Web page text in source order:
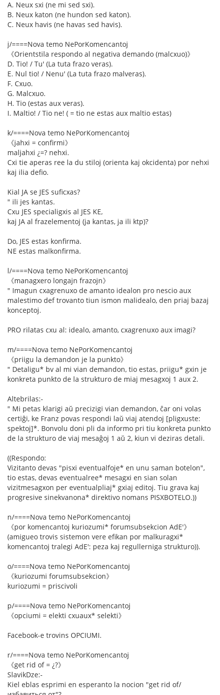
A. Neux sxi (ne mi sed sxi).
B. Neux katon (ne hundon sed katon).
C. Neux havis (ne havas sed havis).
j/====Nova temo NePorKomencantoj
《Orientstila respondo al negativa demando (malcxuo)》
D. Tio! / Tu' (La tuta frazo veras).
E. Nul tio! / Nenu' (La tuta frazo malveras).
F. Cxuo.
G. Malcxuo.
H. Tio (estas aux veras).
I. Maltio! / Tio ne! ( = tio ne estas aux maltio estas)
k/====Nova temo NePorKomencantoj
《jahxi = confirmi》
maljahxi ¿=? nehxi.
Cxi tie aperas ree la du stiloj (orienta kaj okcidenta) por nehxi
kaj ilia defio.
Kial JA se JES suficxas?
" ili jes kantas.
Cxu JES specialigxis al JES KE,
kaj JA al frazelementoj (ja kantas, ja ili ktp)?
Do, JES estas konfirma.
NE estas malkonfirma.
l/====Nova temo NePorKomencantoj
《managxero longajn frazojn》
" Imagun cxagrenuxo de amanto idealon pro nescio aux
malestimo def trovanto tiun ismon malidealo, den priaj bazaj
konceptoj.
PRO rilatas cxu al: idealo, amanto, cxagrenuxo aux imagi?
m/====Nova temo NePorKomencantoj
《priigu la demandon je la punkto》
" Detaligu* bv al mi vian demandon, tio estas, priigu* gxin je
konkreta punkto de la strukturo de miaj mesagxoj 1 aux 2.
Altebrilas:-
" Mi petas klarigi aŭ precizigi vian demandon, ĉar oni volas
certiĝi, ke Franz povas respondi laŭ viaj atendoj [pligxuste:
spektoj]*. Bonvolu doni pli da informo pri tiu konkreta punkto
de la strukturo de viaj mesaĝoj 1 aŭ 2, kiun vi deziras detali.
((Respondo:
Vizitanto devas "pisxi eventualfoje* en unu saman botelon",
tio estas, devas eventualree* mesagxi en sian solan
vizitmesagxon per eventualpliaj* gxiaj editoj. Tiu grava kaj
progresive sinekvanona* direktivo nomans PISXBOTELO.))
n/====Nova temo NePorKomencantoj
《por komencantoj kuriozumi* forumsubsekcion AdE'》
(amigueo trovis sistemon vere efikan por malkuragxi*
komencantoj tralegi AdE': peza kaj regullerniga strukturo)).
o/====Nova temo NePorKomencantoj
《kuriozumi forumsubsekcion》
kuriozumi = priscivoli
p/====Nova temo NePorKomencantoj
《opciumi = elekti cxuaux* selekti》
Facebook-e trovins OPCIUMI.
r/====Nova temo NePorKomencantoj
《get rid of = ¿?》
SlavikDze:-
Kiel eblas esprimi en esperanto la nocion "get rid of/